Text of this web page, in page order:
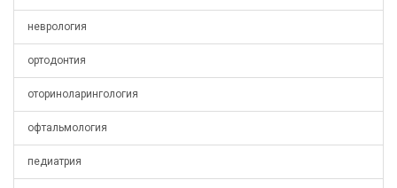
неврология
ортодонтия
оториноларингология
офтальмология
педиатрия